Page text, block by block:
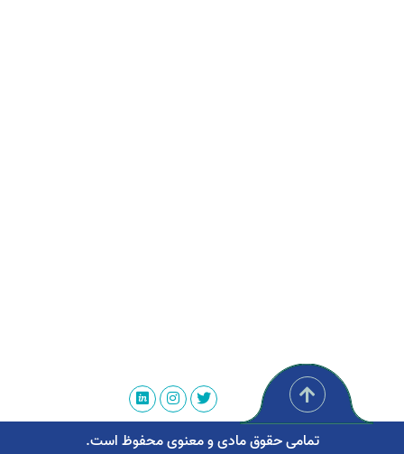
تمامی حقوق مادی و معنوی محفوظ است.